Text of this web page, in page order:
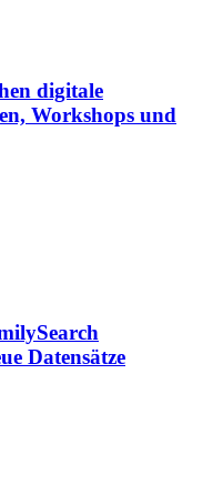
digitale
Workshops und
Datensätze